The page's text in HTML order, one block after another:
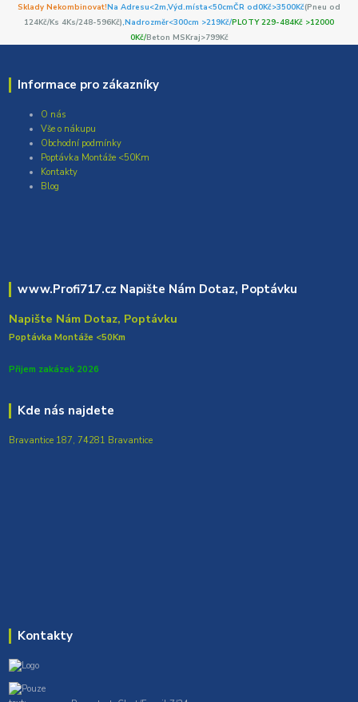
Sklady Nekombinovat!Na Adresu<2m,Výd.místa<50cmČR od0Kč>3500Kč(Pneu od
124Kč/Ks 4Ks/248-596Kč),Nadrozměr<300cm >219Kč/PLOTY 229-484Kč >12000
0Kč/Beton MSKraj>799Kč
Informace pro zákazníky
O nás
Vše o nákupu
Obchodní podmínky
Poptávka Montáže <50Km
Kontakty
Blog
www.Profi717.cz Napište Nám Dotaz, Poptávku
Napište Nám Dotaz, Poptávku
Poptávka Montáže <50Km
Přijem zakázek 2026
Kde nás najdete
Bravantice 187, 74281 Bravantice
Kontakty